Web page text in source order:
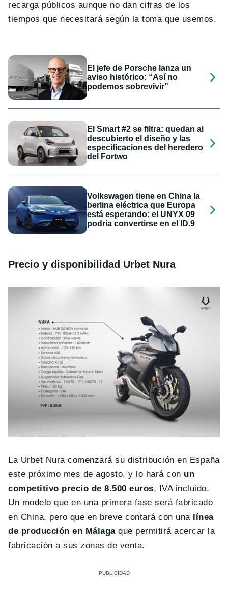
recarga públicos aunque no dan cifras de los
tiempos que necesitará según la toma que usemos.
El jefe de Porsche lanza un
aviso histórico: “Así no
podemos sobrevivir”
El Smart #2 se filtra: quedan al
descubierto el diseño y las
especificaciones del heredero
del Fortwo
Volkswagen tiene en China la
berlina eléctrica que Europa
está esperando: el UNYX 09
podría convertirse en el ID.9
Precio y disponibilidad Urbet Nura
La Urbet Nura comenzará su distribución en España
este próximo mes de agosto, y lo hará con un
competitivo precio de 8.500 euros, IVA incluido.
Un modelo que en una primera fase será fabricado
en China, pero que en breve contará con unalínea
de producción en Málagaque permitirá acercar la
fabricación a sus zonas de venta.